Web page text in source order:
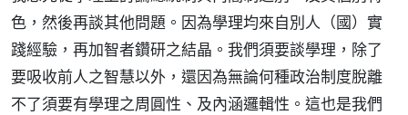
色，然後再談其他問題。因為學理均來自別人（國）實
踐經驗，再加智者鑽研之結晶。我們須要談學理，除了
要吸收前人之智慧以外，還因為無論何種政治制度脫離
不了須要有學理之周圓性、及內涵邏輯性。這也是我們